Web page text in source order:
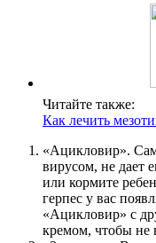
Читайте также:
Как лечить
«Ацикловир».
вирусом, не дает
или кормите
герпес у вас
«Ацикловир» с
кремом, чтобы не